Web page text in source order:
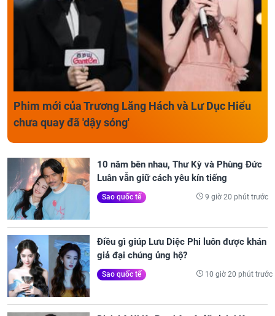
Phim mới của Trương Lăng Hách và Lư Dục Hiểu
chưa quay đã 'dậy sóng'
10 năm bên nhau, Thư Kỳ và Phùng Đức
Luân vẫn giữ cách yêu kín tiếng
Sao quốc tế 9 giờ 20 phút trước
Điều gì giúp Lưu Diệc Phi luôn được khán
giả đại chúng ủng hộ?
Sao quốc tế 10 giờ 20 phút trước